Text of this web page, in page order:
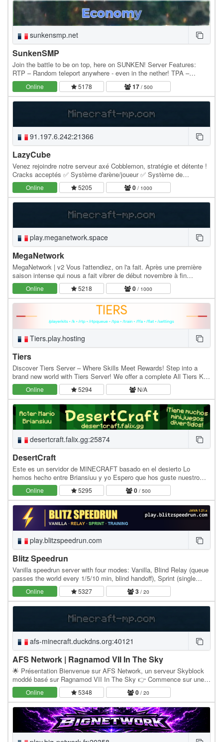
sunkensmp.net
SunkenSMP
Join the battle to be on top, here on SUNKEN! Server Features:
RTP – Random teleport anywhere - even in the nether! TPA –
Teleport to friends instantly! Orders, Auction,…
Online 5178 17/ 500
91.197.6.242:21366
LazyCube
Venez rejoindre notre serveur axé Cobblemon, stratégie et détente !
Cracks acceptés ✅ Système d'arène/joueur ✅ Système de
villes/factions ✅ Système économique via des…
Online 5205 0 / 1000
play.meganetwork.space
MegaNetwork
MegaNetwork | v2 Vous l'attendiez, on l'a fait. Après une première
saison intense qui nous a fait vibrer de début novembre à fin
décembre, il est enfin temps d'ouvrir un…
Online 5218 0 / 1000
Tiers.play.hosting
Tiers
Discover Tiers Server – Where Skills Meet Rewards! Step into a
brand new world with Tiers Server! We offer a complete All Tiers Kits
system designed to challenge players…
Online 5294 N/A
desertcraft.falix.gg:25874
DesertCraft
Este es un servidor de MINECRAFT basado en el desierto Lo
hemos hecho entre Briansiuu y yo Espero que hos guste nuestro
servidor, es para la version 26.1.2 de JAVA y la…
Online 5295 0 / 500
play.blitzspeedrun.com
Blitz Speedrun
Vanilla speedrun server with four modes: Vanilla, Blind Relay (queue
passes the world every 1/5/10 min, blind handoff), Sprint (single
objective, daily/weekly/random +…
Online 5327 3 / 20
afs-minecraft.duckdns.org:40121
AFS Network | Ragnamod VII In The Sky
🌟 Présentation Bienvenue sur AFS Network, un serveur Skyblock
moddé basé sur Ragnamod VII In The Sky 👉 Commence sur une
île dans le vide 👉 Progresse avec des mods…
Online 5348 0 / 20